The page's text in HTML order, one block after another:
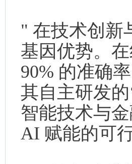
" 在技术创新
基因优势。
90% 的准确
其自主研发
智能技术与
AI 赋能的可